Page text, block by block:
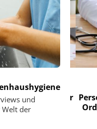
und
der
AG
im
Von digitaler
Steuerung